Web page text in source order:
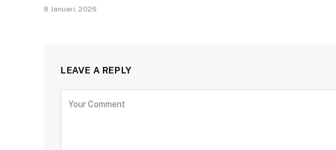
8 Januari, 2026
LEAVE A REPLY